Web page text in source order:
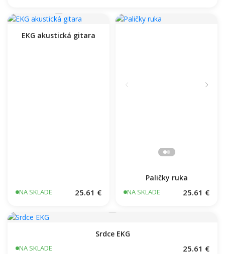
EKG akustická gitara
NA SKLADE 25.61 €
Paličky ruka
NA SKLADE 25.61 €
Srdce EKG
NA SKLADE 25.61 €